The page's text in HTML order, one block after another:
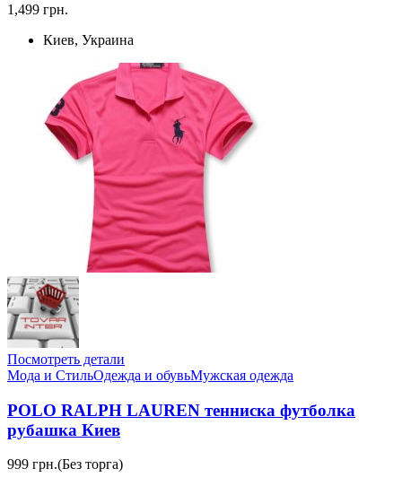
1,499 грн.
Киев, Украина
Посмотреть детали
Мода и СтильОдежда и обувьМужская одежда
POLO RALPH LAUREN тенниска футболка
рубашка Киев
999 грн.(Без торга)